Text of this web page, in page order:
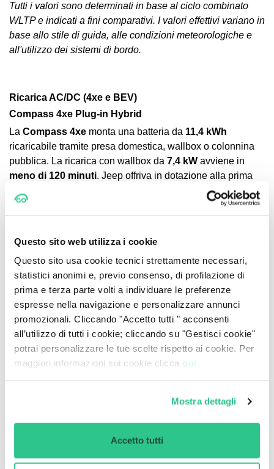
Questo sito web utilizza i cookie
Questo sito usa cookie tecnici strettamente necessari,
statistici anonimi e, previo consenso, di profilazione di
prima e terza parte volti a individuare le preferenze
espresse nella navigazione e personalizzare annunci
promozionali. Cliccando "Accetto tutti " acconsenti
all’utilizzo di tutti i cookie; cliccando su "Gestisci cookie"
potrai personalizzare le tue scelte rispetto ai cookie. Per
maggiori informazioni sui cookie clicca qui.
Mostra dettagli
Accetto tutti
Tutti i valori sono determinati in base al ciclo combinato
WLTP e indicati a fini comparativi. I valori effettivi variano in
base allo stile di guida, alle condizioni meteorologiche e
all'utilizzo dei sistemi di bordo.
Ricarica AC/DC (4xe e BEV)
Compass 4xe Plug-in Hybrid
La Compass 4xe monta una batteria da 11,4 kWh
ricaricabile tramite presa domestica, wallbox o colonnina
pubblica. La ricarica con wallbox da 7,4 kW avviene in
meno di 120 minuti. Jeep offriva in dotazione alla prima
versione una soluzione wallbox compatibile con ricarica
fino a 3 kW (circa 3,5 ore) o 7,4 kW con lo stesso hardware
Nuova Compass 100% Elettrica
LaNuova Compass BEVsupporta la ricarica rapida in
corrente continua (DC): la ricaricadal 20% all'80%
avviene in meno di 35 minuti. Jeep non pubblica sul sito
ufficiale la potenza massima di ricarica DC o il tempo di
ricarica completo dall'0% al 100% per la versione BEV; per
questo dettaglio si rimanda alla scheda tecnica ufficiale
scaricabile su jeep-official.it.
4xe — AC
—
< 120
min
colonnina AC.